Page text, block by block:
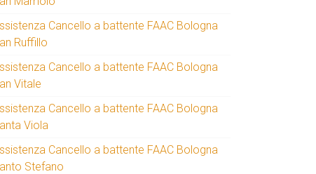
Cancello a battente FAAC Bologna
Ruffillo
Cancello a battente FAAC Bologna
Vitale
Cancello a battente FAAC Bologna
Viola
Cancello a battente FAAC Bologna
Stefano